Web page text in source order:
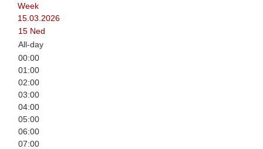
Week
15.03.2026
15 Ned
All-day
00:00
01:00
02:00
03:00
04:00
05:00
06:00
07:00